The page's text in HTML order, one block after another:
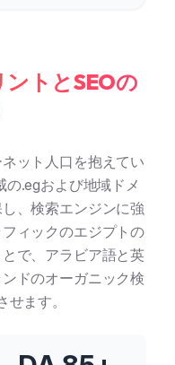
トとSEOの
ット人口を抱えてい
の.egおよび地域ドメ
、検索エンジンに強
ィックのエジプトの
で、アラビア語と英
ドのオーガニック検
ます。